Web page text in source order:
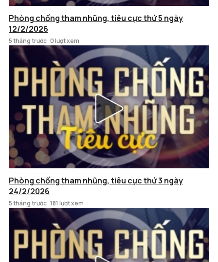
Phòng chống tham nhũng, tiêu cực thứ 5 ngày
12/2/2026
5 tháng trước 0 lượt xem
Phòng chống tham nhũng, tiêu cực thứ 3 ngày
24/2/2026
5 tháng trước 181 lượt xem